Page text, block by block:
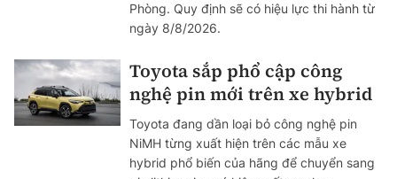
Phòng. Quy định sẽ có hiệu lực thi hành từ
ngày 8/8/2026.
Toyota sắp phổ cập công
nghệ pin mới trên xe hybrid
Toyota đang dần loại bỏ công nghệ pin
NiMH từng xuất hiện trên các mẫu xe
hybrid phổ biến của hãng để chuyển sang